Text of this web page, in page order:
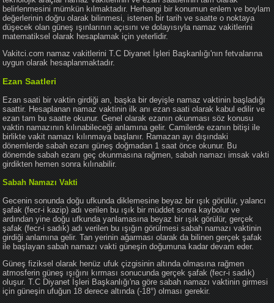
belirlenmesini mümkün kılmaktadır. Herhangi bir konumun enlem ve boylam
değerlerinin doğru olarak bilinmesi, istenen bir tarih ve saatte o noktaya
düşecek olan güneş ışınlarının açısını ve dolayısıyla namaz vakitlerini
matematiksel olarak hesaplamak için yeterlidir.
Vakitci.com namaz vakitlerini T.C Diyanet İşleri Başkanlığı'nın fetvalarına
uygun olarak hesaplanmaktadır.
Ezan Saatleri
Ezan saati bir vaktin girdiği an, başka bir deyişle namaz vaktinin başladığı
saattir. Hesaplanan namaz vaktinin ilk anı ezan saati olarak kabul edilir ve
ezan tam bu saatte okunur. Genel olarak ezanın okunması söz konusu
vaktin namazının kılınabileceği anlamına gelir. Camilerde ezanın bitişi ile
birlikte vakit namazı kılınmaya başlanır. Ramazan ayı dışındaki
dönemlerde sabah ezanı güneş doğmadan 1 saat önce okunur. Bu
dönemde sabah ezanı geç okunmasına rağmen, sabah namazı imsak vakti
girdikten hemen sonra kılınabilir.
Sabah Namazı Vakti
Gecenin sonunda doğu ufkunda diklemesine beyaz bir ışık görülür, yalancı
şafak (fecr-i kazip) adı verilen bu ışık bir müddet sonra kaybolur ve
ardından yine doğu ufkunda yanlamasına beyaz bir ışık görülür, gerçek
şafak (fecr-i sadık) adı verilen bu ışığın görülmesi sabah namazı vaktinin
girdiği anlamına gelir. Tan yerinin ağarması olarak da bilinen gerçek şafak
ile başlayan sabah namazı vakti güneşin doğumuna kadar devam eder.
Güneş fiziksel olarak henüz ufuk çizgisinin altında olmasına rağmen
atmosferin güneş ışığını kırması sonucunda gerçek şafak (fecr-i sadık)
oluşur. T.C Diyanet İşleri Başkanlığı'na göre sabah namazı vaktinin girmesi
için güneşin ufuğun 18 derece altında (-18°) olması gerekir.